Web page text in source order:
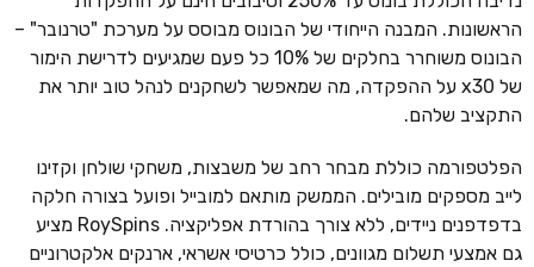
הראשונות. המבנה הייחודי של הבונוס מבוסס על מערכת "טרנובר" –
הבונוס משוחרר בחלקים של 10% כל פעם שמגיעים לדרישת הימור
של x30 על ההפקדה, מה שמאפשר לשחקנים לנהל טוב יותר את
התקציב שלהם.
הפלטפורמה כוללת מבחר רחב של משבצות, משחקי שולחן וקזינו
לייב מספקים מובילים. הממשק מותאם למובייל ופועל בצורה חלקה
בדפדפנים ניידים, ללא צורך בהורדת אפליקציה. RoySpins מציע
גם אמצעי תשלום מגוונים, כולל כרטיסי אשראי, ארנקים אלקטרוניים